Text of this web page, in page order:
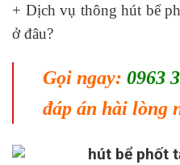
+ Dịch vụ thông hút bể
ở đâu?
Gọi ngay: 0963
đáp án hài lòng